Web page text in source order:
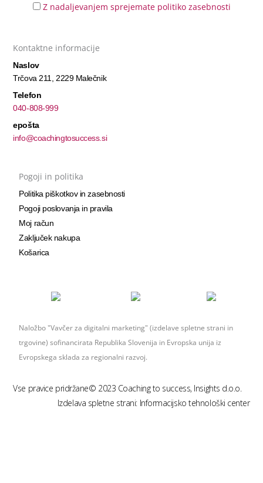
Z nadaljevanjem sprejemate politiko zasebnosti
Kontaktne informacije
Naslov
Trčova 211, 2229 Malečnik
Telefon
040-808-999
epošta
info@coachingtosuccess.si
Pogoji in politika
Politika piškotkov in zasebnosti
Pogoji poslovanja in pravila
Moj račun
Zaključek nakupa
Košarica
Naložbo "Vavčer za digitalni marketing" (izdelave spletne strani in
trgovine) sofinancirata Republika Slovenija in Evropska unija iz
Evropskega sklada za regionalni razvoj.
Vse pravice pridržane© 2023 Coaching to success, Insights d.o.o.
Izdelava spletne strani: Informacijsko tehnološki center